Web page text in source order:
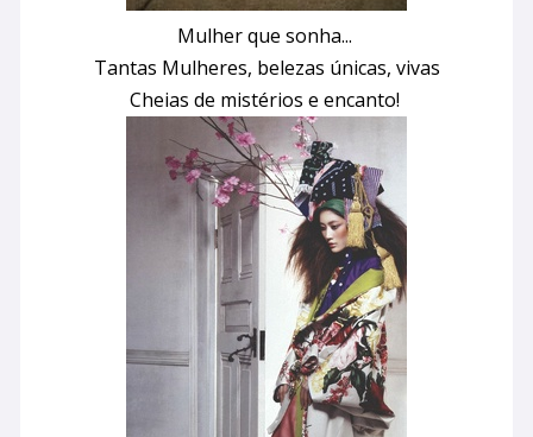
Mulher que sonha...
Tantas Mulheres, belezas únicas, vivas
Cheias de mistérios e encanto!